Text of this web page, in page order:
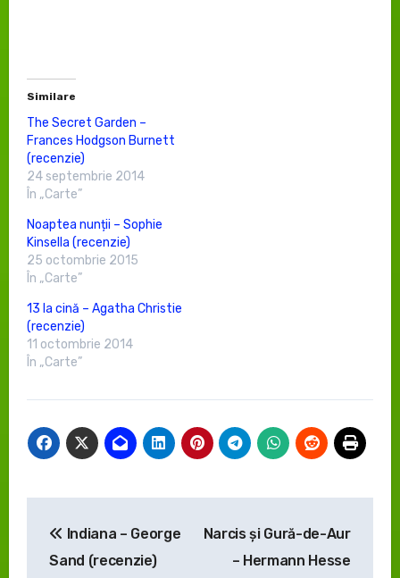
Similare
The Secret Garden –
Frances Hodgson Burnett
(recenzie)
24 septembrie 2014
În „Carte”
Noaptea nunții – Sophie
Kinsella (recenzie)
25 octombrie 2015
În „Carte”
13 la cină – Agatha Christie
(recenzie)
11 octombrie 2014
În „Carte”
în
Indiana – George
Sand (recenzie)
Narcis şi Gură-de-Aur
– Hermann Hesse